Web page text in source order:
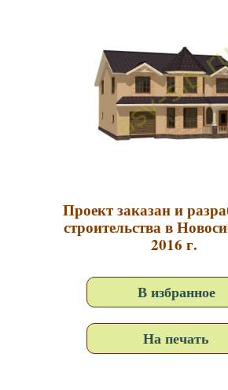
Проект заказан и
строительства в
2016 г.
В избранное
На печать